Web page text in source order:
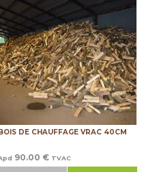
DE CHAUFFAGE VRAC 40CM
90.00 € TVAC